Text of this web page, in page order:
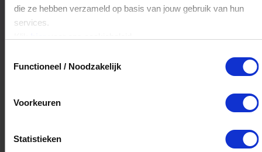
die ze hebben verzameld op basis van jouw gebruik van hun
services.
Functioneel / Noodzakelijk
Voorkeuren
Statistieken
Ja, je mag het saldo van je VVV
cadeaukaart in delen uitgeven.
Hoelang blijft mijn saldo geldig?
Het volledige saldo op de VVV cadeaukaart
is minimaal drie jaar geldig.